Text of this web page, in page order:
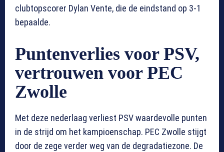
clubtopscorer Dylan Vente, die de eindstand op 3-1
bepaalde.
Puntenverlies voor PSV,
vertrouwen voor PEC
Zwolle
Met deze nederlaag verliest PSV waardevolle punten
in de strijd om het kampioenschap. PEC Zwolle stijgt
door de zege verder weg van de degradatiezone. De